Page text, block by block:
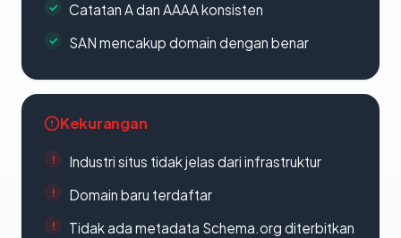
Catatan A dan AAAA konsisten
SAN mencakup domain dengan benar
Kekurangan
Industri situs tidak jelas dari infrastruktur
Domain baru terdaftar
Tidak ada metadata Schema.org diterbitkan